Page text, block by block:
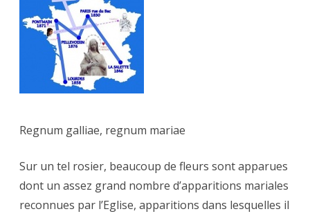
Regnum galliae, regnum mariae
Sur un tel rosier, beaucoup de fleurs sont apparues
dont un assez grand nombre d’apparitions mariales
reconnues par l’Eglise, apparitions dans lesquelles il